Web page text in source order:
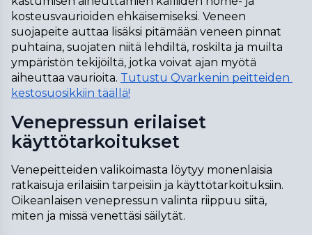
kosteusvaurioiden ehkäisemiseksi. Veneen
suojapeite auttaa lisäksi pitämään veneen pinnat
puhtaina, suojaten niitä lehdiltä, roskilta ja muilta
ympäristön tekijöiltä, jotka voivat ajan myötä
aiheuttaa vaurioita. Tutustu Qvarkenin peitteiden
kestosuosikkiin täällä!
Venepressun erilaiset
käyttötarkoitukset
Venepeitteiden valikoimasta löytyy monenlaisia
ratkaisuja erilaisiin tarpeisiin ja käyttötarkoituksiin.
Oikeanlaisen venepressun valinta riippuu siitä,
miten ja missä venettäsi säilytät.